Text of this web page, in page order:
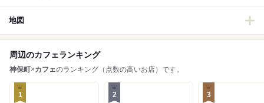
地図
周辺のカフェランキング
神保町×カフェのランキング（点数の高いお店）です。
1 2 3